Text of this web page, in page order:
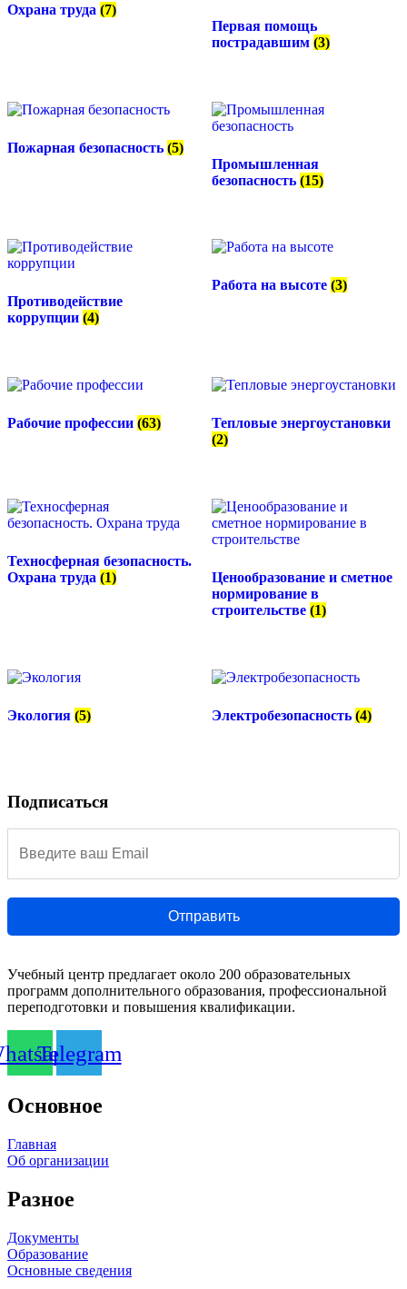
Охрана труда (7)
Первая помощь
пострадавшим (3)
Пожарная безопасность (5)
Промышленная
безопасность (15)
Противодействие
коррупции (4)
Работа на высоте (3)
Рабочие профессии (63)
Тепловые энергоустановки
(2)
Техносферная безопасность.
Охрана труда (1)
Ценообразование и сметное
нормирование в
строительстве (1)
Экология (5) Электробезопасность (4)
Подписаться
Отправить
Учебный центр предлагает около 200 образовательных
программ дополнительного образования, профессиональной
переподготовки и повышения квалификации.
Telegram
Основное
Главная
Об организации
Разное
Документы
Образование
Основные сведения